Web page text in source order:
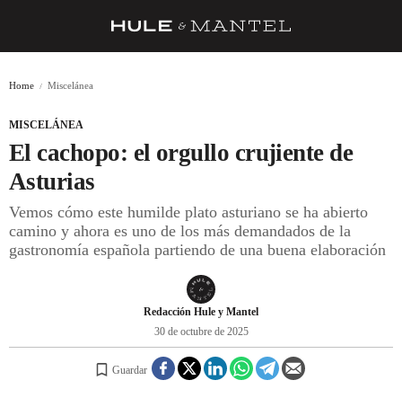
BARRAS Y ESTRELLAS
DÓNDE COMER
ÍDOLOS DE MESAS
MENÚ DEL DÍA
Home Miscelánea
MISCELÁNEA
El cachopo: el orgullo crujiente de
Asturias
Vemos cómo este humilde plato asturiano se ha abierto
camino y ahora es uno de los más demandados de la
gastronomía española partiendo de una buena elaboración
Redacción Hule y Mantel
30 de octubre de 2025
Guardar